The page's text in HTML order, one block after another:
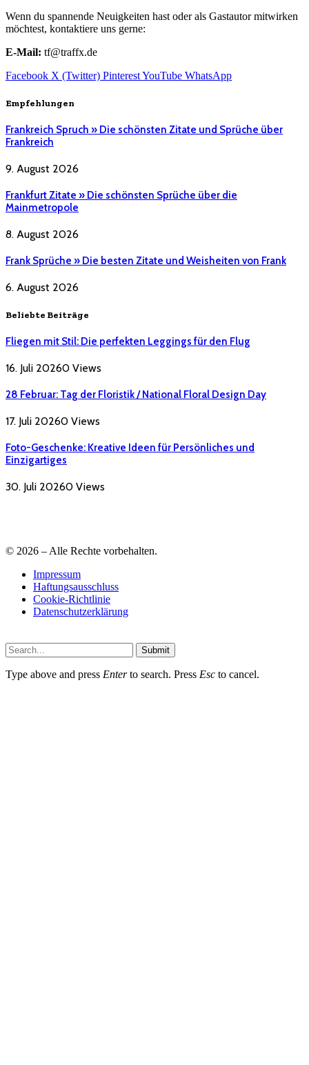
Wenn du spannende Neuigkeiten hast oder als Gastautor mitwirken
möchtest, kontaktiere uns gerne:
E-Mail: tf@traffx.de
Facebook X (Twitter) PinterestYouTube WhatsApp
Empfehlungen
Frankreich Spruch » Die schönsten Zitate und Sprüche über
Frankreich
9. August 2026
Frankfurt Zitate » Die schönsten Sprüche über die
Mainmetropole
8. August 2026
Frank Sprüche » Die besten Zitate und Weisheiten von Frank
6. August 2026
Beliebte Beiträge
Fliegen mit Stil: Die perfekten Leggings für den Flug
16. Juli 20260 Views
28 Februar: Tag der Floristik / National Floral Design Day
17. Juli 20260 Views
Foto-Geschenke: Kreative Ideen für Persönliches und
Einzigartiges
30. Juli 20260 Views
© 2026 – Alle Rechte vorbehalten.
Impressum
Haftungsausschluss
Cookie-Richtlinie
Datenschutzerklärung
Submit
Type above and press Enterto search. Press Esc to cancel.